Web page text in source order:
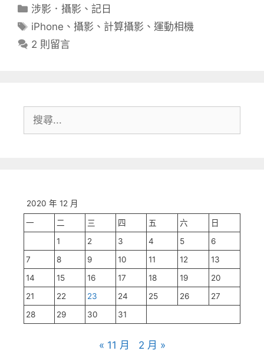
分
類
涉影．攝影 、記日
標
籤
iPhone 、攝影 、 計算攝影 、運動相機
2 則留言
尋:
2020 年 12 月
一 二 三 四 五 六
日
1
2 3 4 5
6
7
8 9 10 11 12
13
14
15 16 17 18 19
20
21
22 23 24 25 26
27
28
29 30 31
« 11 月 2 月 »